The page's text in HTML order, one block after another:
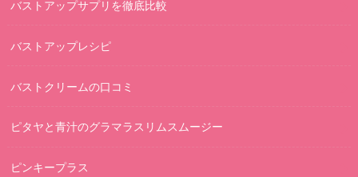
バストアップサプリを徹底比較
バストアップレシピ
バストクリームの口コミ
ピタヤと青汁のグラマラスリムスムージー
ピンキープラス